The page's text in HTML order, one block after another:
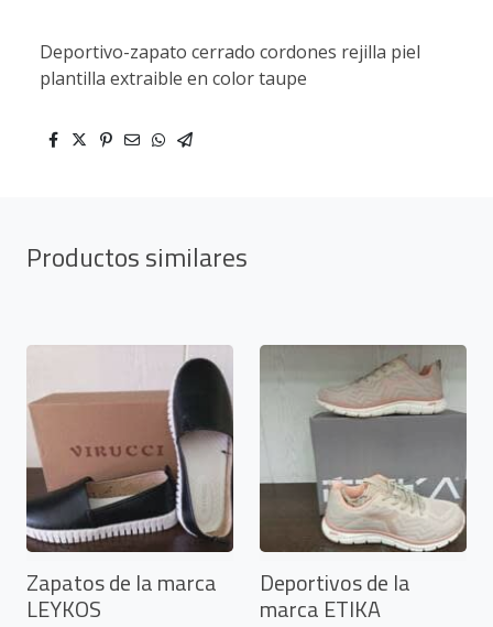
Deportivo-zapato cerrado cordones rejilla piel
plantilla extraible en color taupe
Productos similares
Zapatos de la marca
LEYKOS
Deportivos de la
marca ETIKA